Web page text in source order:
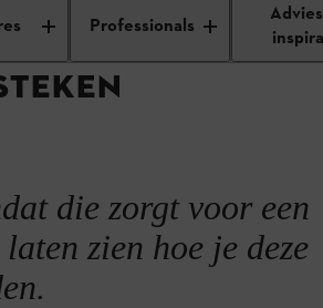
Professionals
die zorgt voor een
zien hoe je deze